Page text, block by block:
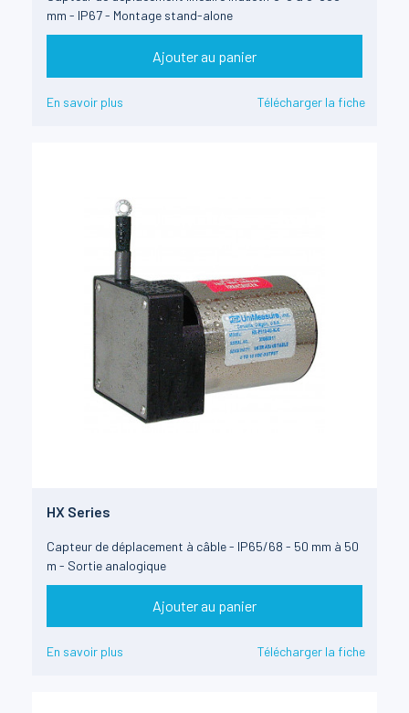
mm - IP67 - Montage stand-alone
Ajouter au panier
En savoir plus Télécharger la fiche
HX Series
Capteur de déplacement à câble - IP65/68 - 50 mm à 50
m - Sortie analogique
Ajouter au panier
En savoir plus Télécharger la fiche